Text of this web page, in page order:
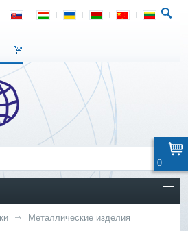
Металлические изделия
0